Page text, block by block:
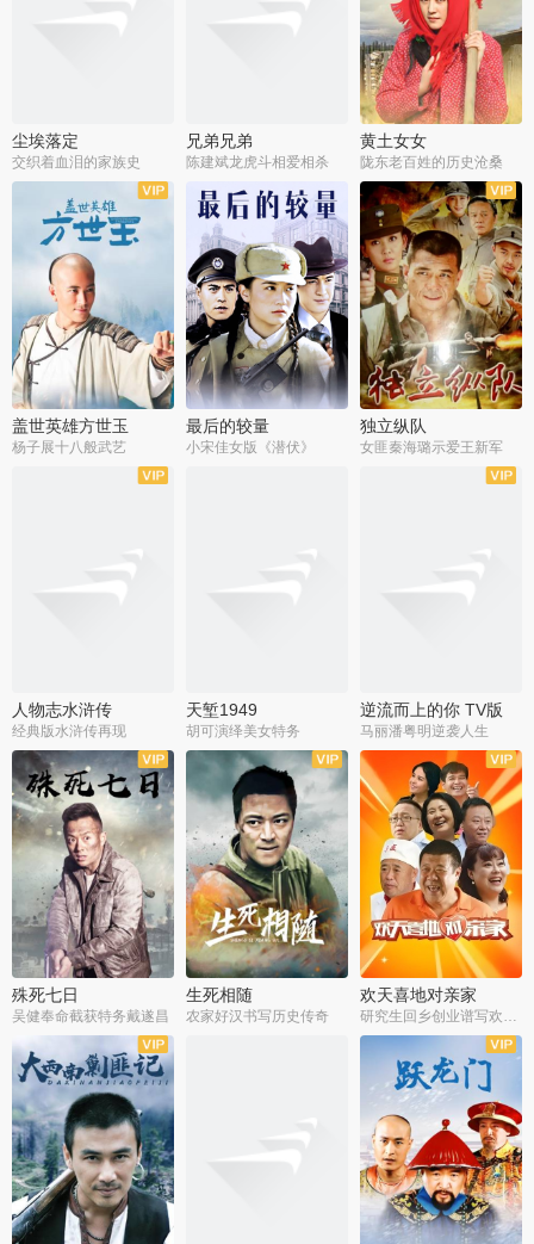
尘埃落定
交织着血泪的家族史
兄弟兄弟
陈建斌龙虎斗相爱相杀
黄土女女
陇东老百姓的历史沧桑
全36集
盖世英雄方世玉
杨子展十八般武艺
全28集
最后的较量
小宋佳女版《潜伏》
全44集
独立纵队
女匪秦海璐示爱王新军
人物志水浒传
经典版水浒传再现
天堑1949
胡可演绎美女特务
逆流而上的你 TV版
马丽潘粤明逆袭人生
全34集
殊死七日
吴健奉命截获特务戴遂昌
全21集
生死相随
农家好汉书写历史传奇
全35集
欢天喜地对亲家
全30集